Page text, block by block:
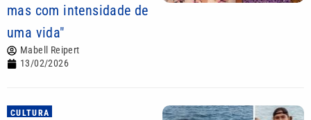
mas com intensidade de
uma vida"
Mabell Reipert
13/02/2026
CULTURA